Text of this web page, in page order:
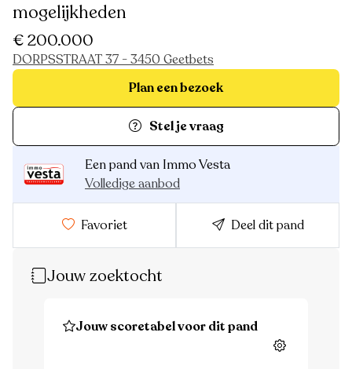
mogelijkheden
€ 200.000
DORPSSTRAAT 37 - 3450 Geetbets
Plan een bezoek
Stel je vraag
Een pand van Immo Vesta
Volledige aanbod
Favoriet Deel dit pand
Jouw zoektocht
Jouw scoretabel voor dit pand
Instellingen